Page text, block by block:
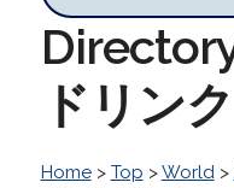
ドリン
Home> Top >World>